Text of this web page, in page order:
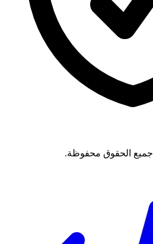
جميع الحقوق محفوظة.